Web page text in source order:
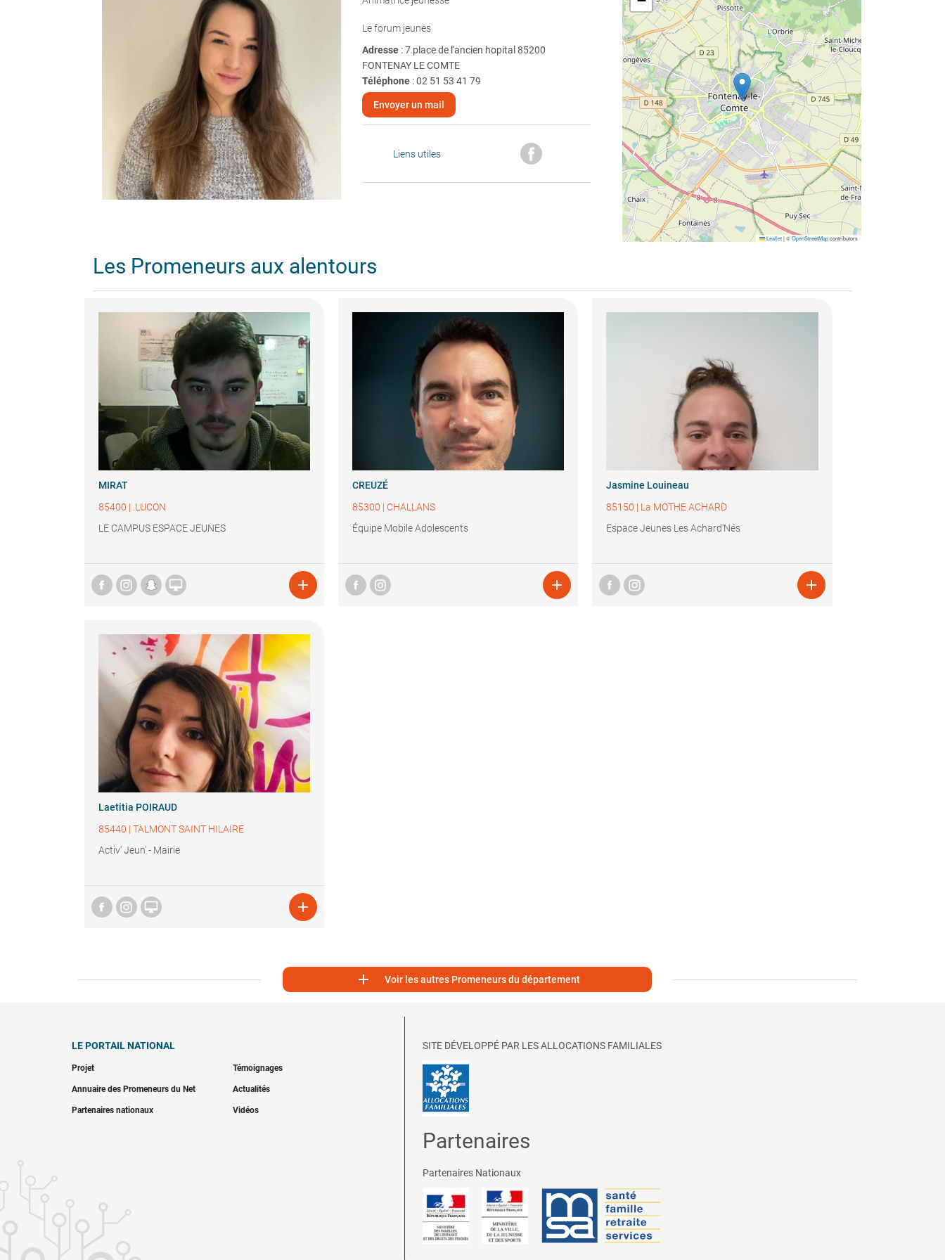
Le forum jeunes
Adresse : 7 place de l'ancien hopital 85200
FONTENAY LE COMTE
Téléphone:02 51 53 41 79
Envoyer un mail
Liens utiles
Leaflet |©OpenStreetMapcontributors
Les Promeneurs aux alentours
MIRAT
85400 | .LUCON
LE CAMPUS ESPACE JEUNES
 
CREUZÉ
85300 | CHALLANS
Équipe Mobile Adolescents

Jasmine Louineau
85150 | La MOTHE ACHARD
Espace Jeunes Les Achard'Nés

Laetitia POIRAUD
85440 | TALMONT SAINT HILAIRE
Activ' Jeun' - Mairie
 
 Voir les autres Promeneurs du département
LE PORTAIL NATIONAL
Projet Témoignages
Annuaire des Promeneurs du Net Actualités
Partenaires nationaux Vidéos
SITE DÉVELOPPÉ PAR LES ALLOCATIONS FAMILIALES
Partenaires
Partenaires Nationaux